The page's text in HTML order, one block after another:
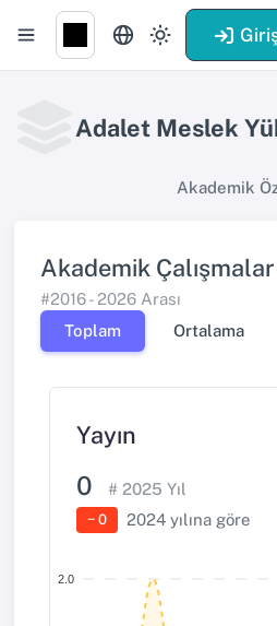
Adalet Meslek
Akademik
Akademik Çalışmalar
#2016 - 2026 Arası
Toplam
Ortalama
Yayın
0 # 2025 Yıl
− 0 2024 yılına göre
2.0